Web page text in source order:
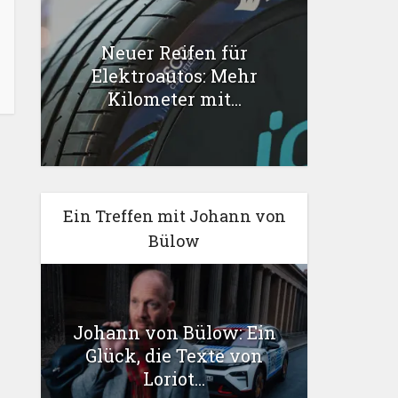
Neuer Reifen für
Elektroautos: Mehr
Kilometer mit...
Ein Treffen mit Johann von
Bülow
Johann von Bülow: Ein
Glück, die Texte von
Loriot...